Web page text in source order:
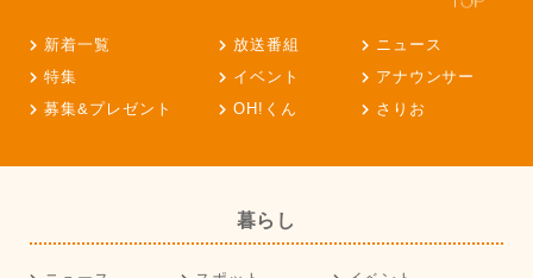
新着一覧 放送番組
ニュース
特集
イベント
アナウンサー
募集&プレゼント
OH!くん さりお
暮らし